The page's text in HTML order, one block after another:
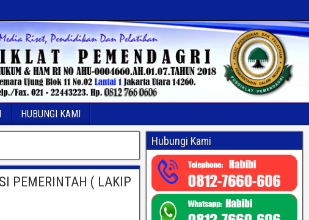
HUBUNGI KAMI
PEMERINTAH ( LAKIP
Hubungi Kami